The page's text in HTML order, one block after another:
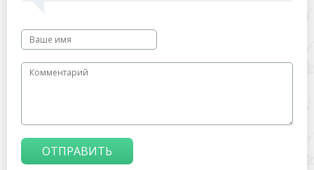
ОТПРАВИТЬ